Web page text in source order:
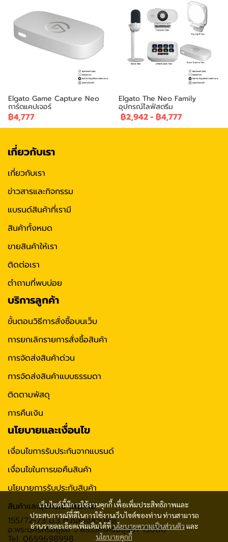
Elgato Game Capture Neo
การ์ดแคปเจอร์
฿4,777
Elgato The Neo Family
อุปกรณ์ไลฟ์สตรีม
฿2,942- ฿4,777
เว็บไซต์นี้มีการใช้งานคุกกี้ เพื่อเพิ่มประสิทธิภาพและ
ประสบการณ์ที่ดีในการใช้งานเว็บไซต์ของท่าน ท่านสามารถ
อ่านรายละเอียดเพิ่มเติมได้ที่นโยบายความเป็นส่วนตัว และ
นโยบายคุกกี้
เกี่ยวกับเรา
เกี่ยวกับเรา
ข่าวสารและกิจกรรม
แบรนด์สินค้าที่เรามี
สินค้าทั้งหมด
ขายสินค้าให้เรา
ติดต่อเรา
ตำถามที่พบบ่อย
บริการลูกค้า
ขั้นตอนวิธีการสั่งซื้อบนเว็บ
การยกเลิกรายการสั่งซื้อสินค้า
การจัดส่งสินค้าด่วน
การจัดส่งสินค้าแบบธรรมดา
ติดตามพัสดุ
การคืนเงิน
นโยบายและเงื่อนไข
เงื่อนไขการรับประกันจากแบรนด์
เงื่อนไขในการขอคืนสินค้า
นโยบายการรับประกันสินค้า
สินค้าและอุปกรณ์ เสียหาย
155/72-73 ม.3 ต.คลองสวนพลู
อ.พระนครศรีอยุธย จ.พระนครศรีอยุธยา 13000
Tel: 0659698998